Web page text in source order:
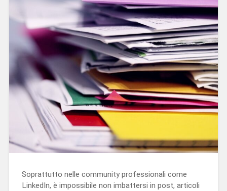
Soprattutto nelle community professionali come
LinkedIn, è impossibile non imbattersi in post, articoli